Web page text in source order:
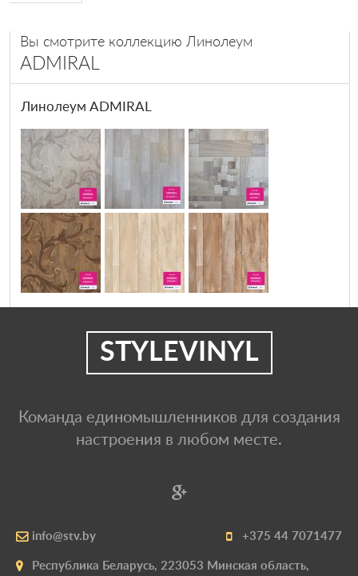
Вы смотрите коллекцию Линолеум
ADMIRAL
Линолеум ADMIRAL
STYLEVINYL
Команда единомышленников для создания
настроения в любом месте.
info@stv.by +375 44 7071477
Республика Беларусь, 223053 Минская область,